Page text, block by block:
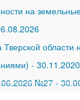
на
области
- 30.11.2020
№27 -